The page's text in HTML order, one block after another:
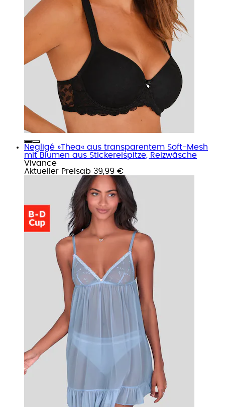
Negligé »Thea« aus transparentem Soft-Mesh
mit Blumen aus Stickereispitze, Reizwäsche
Vivance
Aktueller Preisab 39,99 €